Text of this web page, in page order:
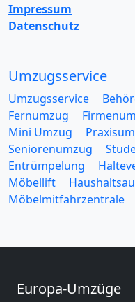
Impressum
Datenschutz
Umzugsservice
Umzugsservice
Fernumzug
Mini Umzug
Seniorenumzug
Entrümpelung
Möbellift
Möbelmitfahrzentrale
Europa-Umzüge